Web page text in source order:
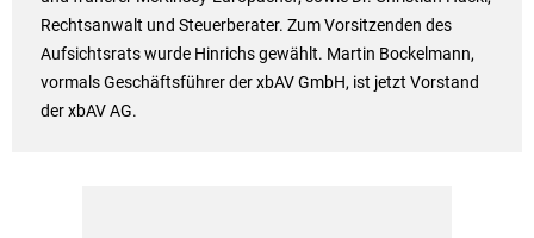
Rechtsanwalt und Steuerberater. Zum Vorsitzenden des
Aufsichtsrats wurde Hinrichs gewählt. Martin Bockelmann,
vormals Geschäftsführer der xbAV GmbH, ist jetzt Vorstand
der xbAV AG.